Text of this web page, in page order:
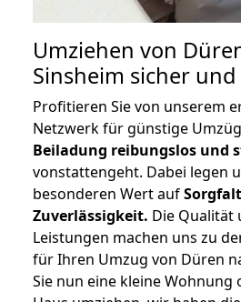
Umziehen von
Sinsheim sicher
Profitieren Sie von unserem
Netzwerk für günstige
Beiladung reibungslos und
vonstattengeht. Dabei legen
besonderen Wert auf
Zuverlässigkeit. Die Qualität
Leistungen machen uns zu
für Ihren Umzug von Düren
Sie nun eine kleine Wohnung